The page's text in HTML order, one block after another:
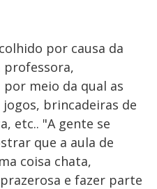
por causa da
professora,
por meio da qual as
brincadeiras de
etc.. "A gente se
que a aula de
coisa chata,
e fazer parte